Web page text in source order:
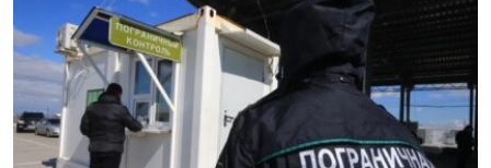
ВСЕ ЗА ДЕНЬ
СПЕЦПРОЕКТИ
ДЕПОРТАЦІЯ
ВІДЕОУРОКИ «ELIFBE»
ЯК ОБІЙТИ БЛОКУВАННЯ
Русский